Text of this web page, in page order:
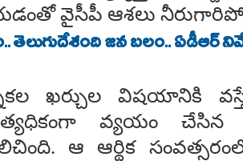
వైసీపీ ఆశలు
తెలుగుదేశంది జన బలం.. ఏడీఆర్
ఖర్చుల విషయానికి
వ్యయం చేసిన
ఆ ఆర్థిక